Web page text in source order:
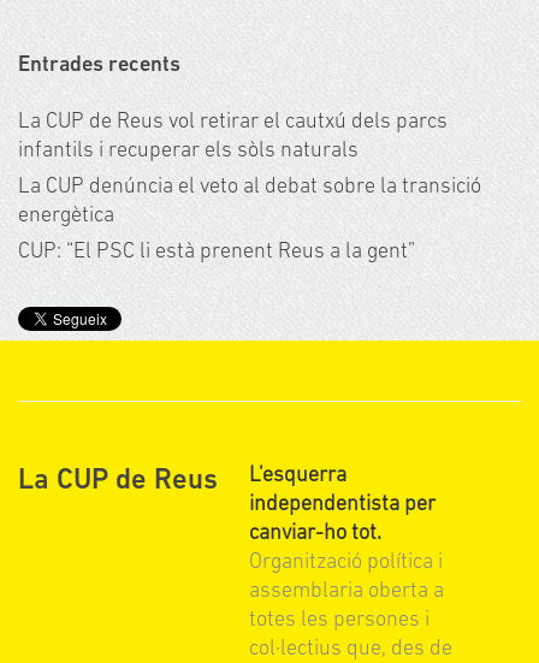
Entrades recents
La CUP de Reus vol retirar el cautxú dels parcs
infantils i recuperar els sòls naturals
La CUP denúncia el veto al debat sobre la transició
energètica
CUP: “El PSC li està prenent Reus a la gent”
La CUP de Reus
L'esquerra
independentista per
canviar-ho tot.
Organització política i
assemblaria oberta a
totes les persones i
col·lectius que, des de